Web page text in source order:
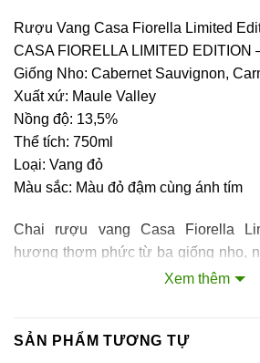
Rượu Vang Casa Fiorella Limited
CASA FIORELLA LIMITED EDITION
Giống Nho: Cabernet Sauvignon,
Xuất xứ: Maule Valley
Nồng độ: 13,5%
Thể tích: 750ml
Loại: Vang đỏ
Màu sắc: Màu đỏ đậm cùng ánh tím
Chai rượu vang Casa Fiorella
hương thơm phức từ ba giống nho,
chín, quả lý đen, gỗ tuyết tùng, xen
chín mùi cùng kết thúc kéo dài.
Xem thêm
SẢN PHẨM TƯƠNG TỰ